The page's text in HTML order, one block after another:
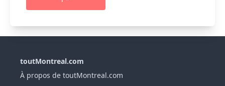
toutMontreal.com
À propos de toutMontreal.com